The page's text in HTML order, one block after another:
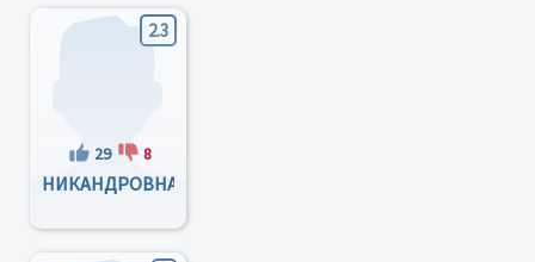
2.3
29 8
НИКАНДРОВНА